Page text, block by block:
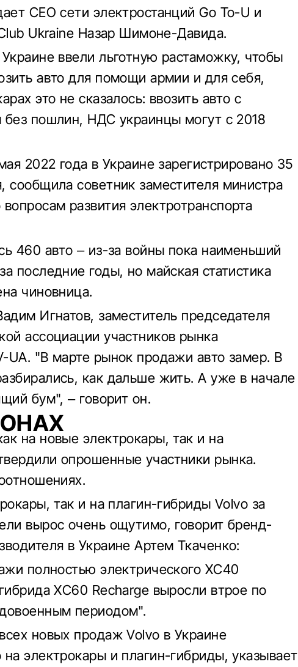
СЕО сети электростанций Go To-U и
Ukraine Назар Шимоне-Давида.
ввели льготную растаможку, чтобы
авто для помощи армии и для себя,
это не сказалось: ввозить авто с
без пошлин, НДС украинцы могут с 2018
2022 года в Украине зарегистрировано 35
сообщила советник заместителя министра
развития электротранспорта
460 авто – из-за войны пока наименьший
последние годы, но майская статистика
чиновница.
Игнатов, заместитель председателя
ассоциации участников рынка
UА. "В марте рынок продажи авто замер. В
как дальше жить. А уже в начале
бум", – говорит он.
на новые электрокары, так и на
опрошенные участники рынка.
так и на плагин-гибриды Volvo за
вырос очень ощутимо, говорит бренд-
в Украине Артем Ткаченко:
полностью электрического XC40
XC60 Recharge выросли втрое по
периодом".
новых продаж Volvo в Украине
электрокары и плагин-гибриды, указывает